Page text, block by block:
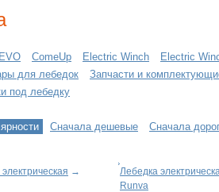
ComeUp Electric Winch Electric
для лебедок
Запчасти и
под лебедку
Сначала дешевые Сначала
→
Лебедка
Runva